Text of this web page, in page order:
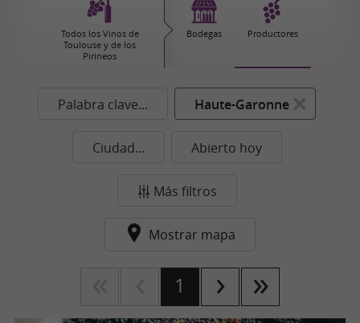
Todos los Vinos de
Toulouse y de los
Pirineos
Bodegas Productores
Palabra clave... Haute-Garonne
Ciudad... Abierto hoy
Más filtros
Mostrar mapa
1